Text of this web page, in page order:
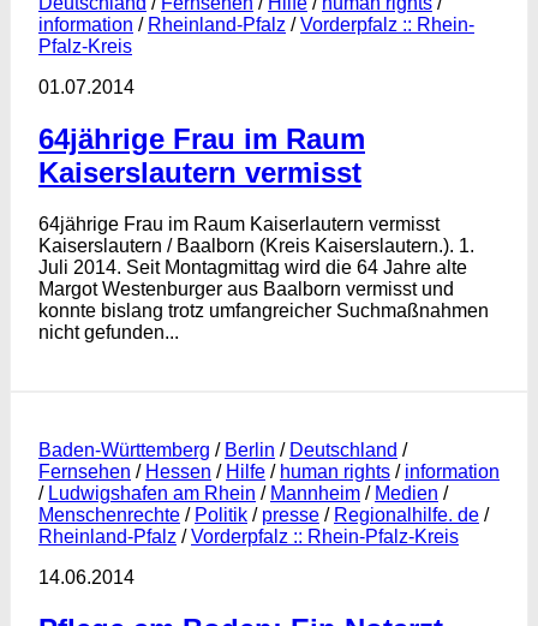
information / Rheinland-Pfalz /Vorderpfalz :: Rhein-
Pfalz-Kreis
01.07.2014
64jährige Frau im Raum
Kaiserslautern vermisst
64jährige Frau im Raum Kaiserlautern vermisst
Kaiserslautern / Baalborn (Kreis Kaiserslautern.). 1.
Juli 2014. Seit Montagmittag wird die 64 Jahre alte
Margot Westenburger aus Baalborn vermisst und
konnte bislang trotz umfangreicher Suchmaßnahmen
nicht gefunden...
Baden-Württemberg / Berlin / Deutschland /
Fernsehen / Hessen / Hilfe / human rights / information
/ Ludwigshafen am Rhein / Mannheim / Medien /
Menschenrechte / Politik / presse / Regionalhilfe. de /
Rheinland-Pfalz /Vorderpfalz :: Rhein-Pfalz-Kreis
14.06.2014